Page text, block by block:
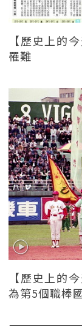
【歷史上的
罹難
【歷史上的
為第5個職棒